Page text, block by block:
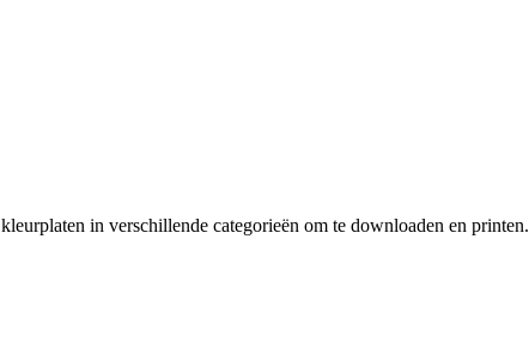
kleurplaten in verschillende categorieën om te downloaden en printen.